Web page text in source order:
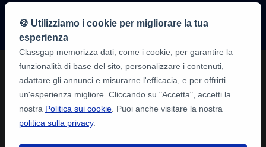
1.339.284
recensioni
di
alunni
🍪 Utilizziamo i cookie per migliorare la tua
esperienza
Classgap memorizza dati, come i cookie, per garantire la
funzionalità di base del sito, personalizzare i contenuti,
adattare gli annunci e misurarne l'efficacia, e per offrirti
un'esperienza migliore. Cliccando su "Accetta", accetti la
nostra Politica sui cookie . Puoi anche visitare la nostra
politica sulla privacy.